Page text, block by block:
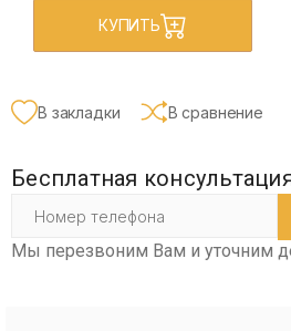
КУПИТЬ
В закладки В сравнение
Бесплатная
Мы перезвоним Вам и уточним